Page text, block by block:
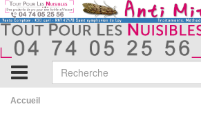
Accueil